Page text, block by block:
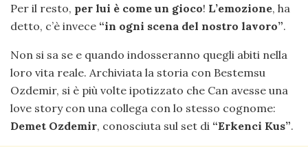
Per il resto, per lui è come un gioco! L’emozione, ha
detto, c’è invece “in ogni scena del nostro lavoro”.
Non si sa se e quando indosseranno quegli abiti nella
loro vita reale. Archiviata la storia con Bestemsu
Ozdemir, si è più volte ipotizzato che Can avesse una
love story con una collega con lo stesso cognome:
Demet Ozdemir, conosciuta sul set di “Erkenci Kus”.